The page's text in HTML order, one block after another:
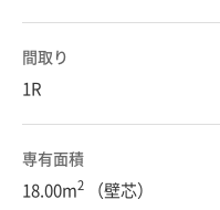
間取り
1R
専有面積
18.00m2 （壁芯）